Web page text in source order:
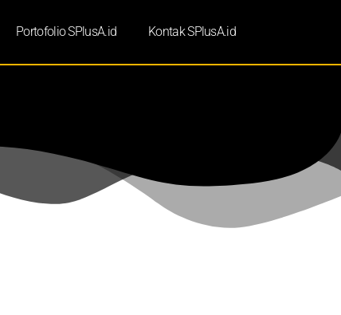
Portofolio SPlusA.id Kontak SPlusA.id